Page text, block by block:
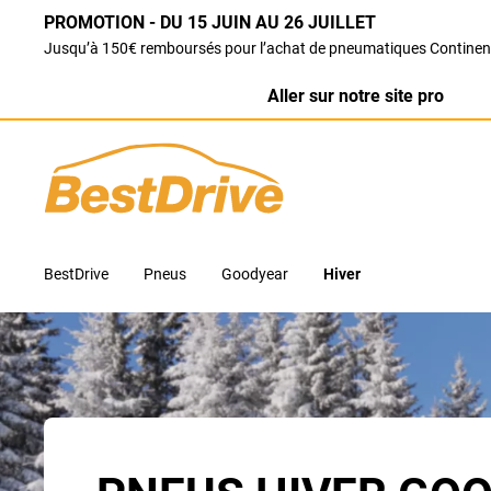
PROMOTION - DU 15 JUIN AU 26 JUILLET
Jusqu’à 150€ remboursés pour l’achat de pneumatiques
Aller sur notre site pro
BestDrive Pneus Goodyear Hiver